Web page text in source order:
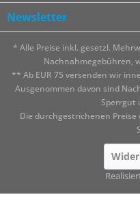
Newsletter
* Alle Preise inkl. gesetzl.
Nachnahmegebühren,
** Ab EUR 75 versenden wir
Ausgenommen davon sind
Sperrgut
Die durchgestrichenen